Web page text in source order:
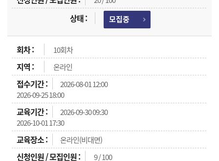
모집중
10회차
온라인
2026-08-01 12:00
2026-09-25 18:00
2026-09-30 09:30
2026-10-01 17:30
온라인(비대면)
9 / 100